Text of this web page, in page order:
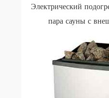
Электрический
пара сауны с